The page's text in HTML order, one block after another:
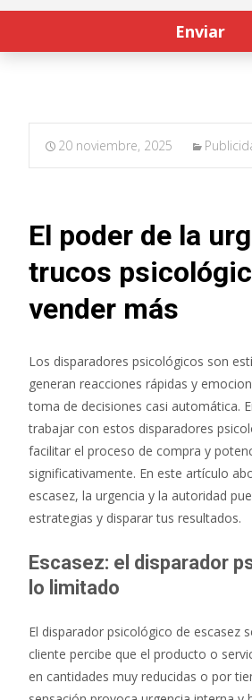
20 noviembre, 2025
El poder de la
trucos
vender más
Los disparadores psicológicos son
generan reacciones rápidas y
toma de decisiones casi automática.
trabajar con estos disparadores
facilitar el proceso de compra y
significativamente. En este artículo
escasez, la urgencia y la autoridad
estrategias y disparar tus resultados.
Escasez: el disparador
lo limitado
El disparador psicológico de escasez
cliente percibe que el producto o
en cantidades muy reducidas o por